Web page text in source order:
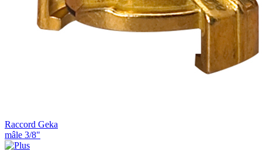
Raccord Geka
mâle 3/8"